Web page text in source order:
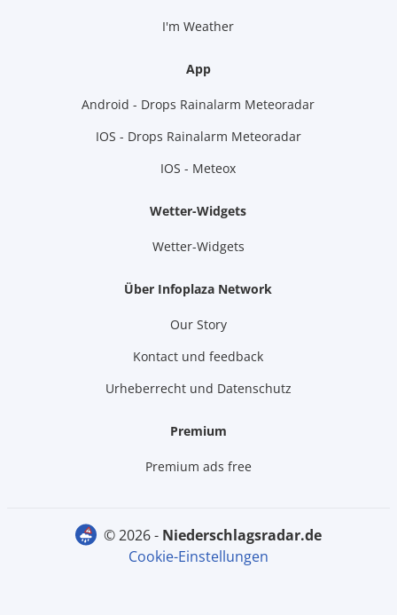
I'm Weather
App
Android - Drops Rainalarm Meteoradar
IOS - Drops Rainalarm Meteoradar
IOS - Meteox
Wetter-Widgets
Wetter-Widgets
Über Infoplaza Network
Our Story
Kontact und feedback
Urheberrecht und Datenschutz
Premium
Premium ads free
© 2026 -
niederschlagsradar.de
Cookie-Einstellungen